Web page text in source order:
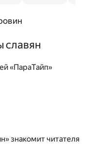
славян
«ПараТайп»
знакомит читателя